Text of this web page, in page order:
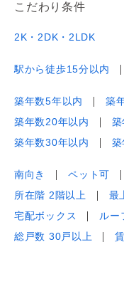
こだわり条件
2K・2DK・2LDK
駅から徒歩15分以内
築年数5年以内 築
築年数20年以内
築年数30年以内
南向き ペット可
所在階 2階以上
最
宅配ボックス
ルー
総戸数 30戸以上